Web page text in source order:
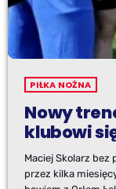
PIŁKA NOŻNA
Nowy
klubowi
Maciej Skolarz bez
przez kilka